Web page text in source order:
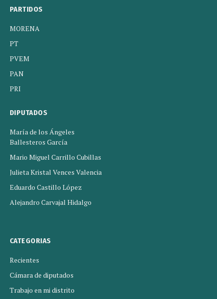
PARTIDOS
MORENA
PT
PVEM
PAN
PRI
DIPUTADOS
María de los Ángeles
Ballesteros García
Mario Miguel Carrillo Cubillas
Julieta Kristal Vences Valencia
Eduardo Castillo López
Alejandro Carvajal Hidalgo
CATEGORIAS
Recientes
Cámara de diputados
Trabajo en mi distrito